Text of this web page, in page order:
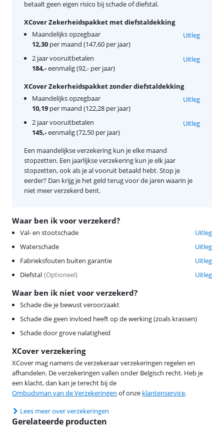
Waar ben ik voor verzekerd?
Val- en stootschade
Uitleg
Waterschade
Uitleg
Fabrieksfouten buiten garantie
Uitleg
Diefstal (Optioneel) Uitleg
Waar ben ik niet voor verzekerd?
Schade die je bewust veroorzaakt
Schade die geen invloed heeft op de werking (zoals krassen)
Schade door grove nalatigheid
XCover verzekering
XCover mag namens de verzekeraar verzekeringen regelen en
afhandelen. De verzekeringen vallen onder Belgisch recht. Heb je
een klacht, dan kan je terecht bij de
Ombudsman van de Verzekeringen of onze klantenservice.
Lees meer over verzekeringen
betaalt geen eigen risico bij schade of diefstal.
XCover Zekerheidspakket met diefstaldekking
Maandelijks opzegbaar
12,30 per maand (147,60 per jaar)
Uitleg
2 jaar vooruitbetalen
184,-eenmalig (92,- per jaar)
Uitleg
XCover Zekerheidspakket zonder diefstaldekking
Maandelijks opzegbaar
10,19 per maand (122,28 per jaar)
Uitleg
2 jaar vooruitbetalen
145,-eenmalig (72,50 per jaar)
Uitleg
Een maandelijkse verzekering kun je elke maand
stopzetten. Een jaarlijkse verzekering kun je elk jaar
stopzetten, ook als je al vooruit betaald hebt. Stop je
eerder? Dan krijg je het geld terug voor de jaren waarin je
niet meer verzekerd bent.
Gerelateerde producten